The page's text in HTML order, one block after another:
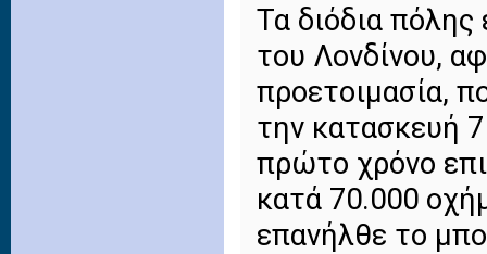
Τα διόδια
του Λονδίνου,
προετοιμασία,
την κατασκευή
πρώτο χρόνο
κατά 70.000
επανήλθε το